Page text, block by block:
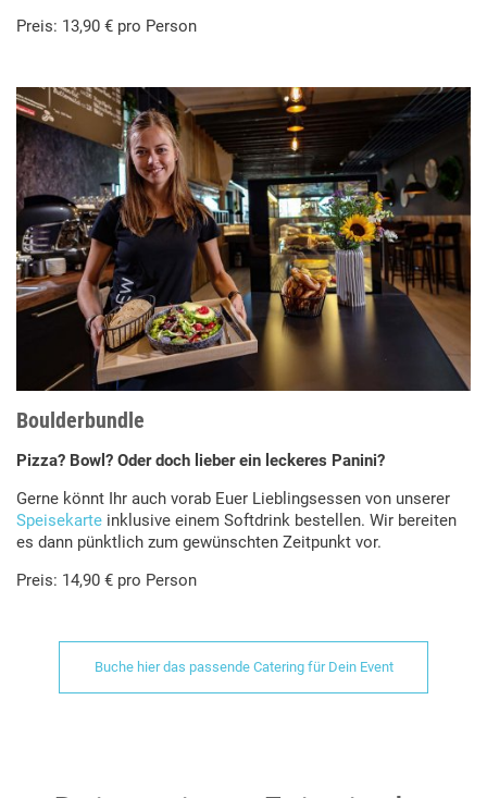
Preis: 13,90 € pro Person
Boulderbundle
Pizza? Bowl? Oder doch lieber ein leckeres Panini?
Gerne könnt Ihr auch vorab Euer Lieblingsessen von unserer
Speisekarte inklusive einem Softdrink bestellen. Wir bereiten
es dann pünktlich zum gewünschten Zeitpunkt vor.
Preis: 14,90 € pro Person
Buche hier das passende Catering für Dein Event